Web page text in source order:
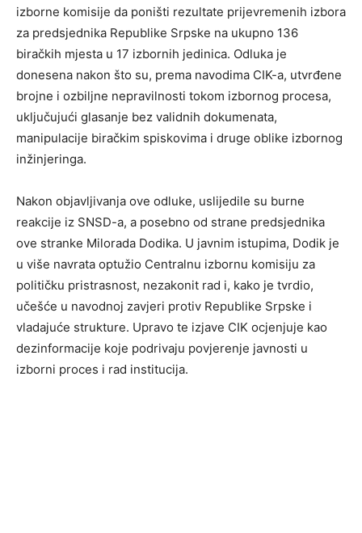
izborne komisije da poništi rezultate prijevremenih izbora
za predsjednika Republike Srpske na ukupno 136
biračkih mjesta u 17 izbornih jedinica. Odluka je
donesena nakon što su, prema navodima CIK-a, utvrđene
brojne i ozbiljne nepravilnosti tokom izbornog procesa,
uključujući glasanje bez validnih dokumenata,
manipulacije biračkim spiskovima i druge oblike izbornog
inžinjeringa.
Nakon objavljivanja ove odluke, uslijedile su burne
reakcije iz SNSD-a, a posebno od strane predsjednika
ove stranke Milorada Dodika. U javnim istupima, Dodik je
u više navrata optužio Centralnu izbornu komisiju za
političku pristrasnost, nezakonit rad i, kako je tvrdio,
učešće u navodnoj zavjeri protiv Republike Srpske i
vladajuće strukture. Upravo te izjave CIK ocjenjuje kao
dezinformacije koje podrivaju povjerenje javnosti u
izborni proces i rad institucija.